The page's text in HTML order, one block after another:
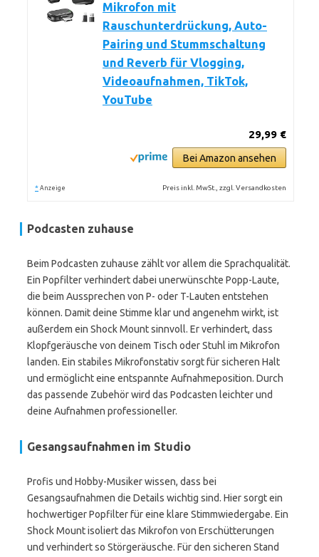
Mikrofon mit
Rauschunterdrückung, Auto-
Pairing und Stummschaltung
und Reverb für Vlogging,
Videoaufnahmen, TikTok,
YouTube
29,99 €
Bei Amazon ansehen
* Anzeige Preis inkl. MwSt., zzgl. Versandkosten
Podcasten zuhause
Beim Podcasten zuhause zählt vor allem die Sprachqualität.
Ein Popfilter verhindert dabei unerwünschte Popp-Laute,
die beim Aussprechen von P- oder T-Lauten entstehen
können. Damit deine Stimme klar und angenehm wirkt, ist
außerdem ein Shock Mount sinnvoll. Er verhindert, dass
Klopfgeräusche von deinem Tisch oder Stuhl im Mikrofon
landen. Ein stabiles Mikrofonstativ sorgt für sicheren Halt
und ermöglicht eine entspannte Aufnahmeposition. Durch
das passende Zubehör wird das Podcasten leichter und
deine Aufnahmen professioneller.
Gesangsaufnahmen im Studio
Profis und Hobby-Musiker wissen, dass bei
Gesangsaufnahmen die Details wichtig sind. Hier sorgt ein
hochwertiger Popfilter für eine klare Stimmwiedergabe. Ein
Shock Mount isoliert das Mikrofon von Erschütterungen
und verhindert so Störgeräusche. Für den sicheren Stand